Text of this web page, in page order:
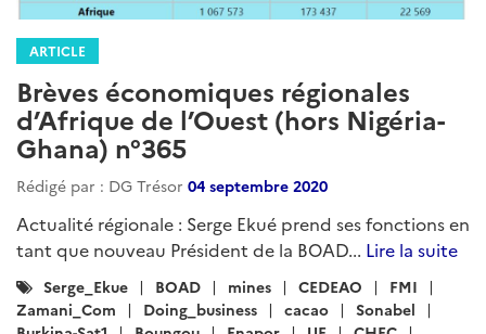
ARTICLE
Brèves économiques régionales
d’Afrique de l’Ouest (hors Nigéria-
Ghana) n°365
Rédigé par : DG Trésor 04 septembre 2020
Actualité régionale : Serge Ekué prend ses fonctions en
tant que nouveau Président de la BOAD... Lire la suite
Catégories
:
Serge_Ekue BOAD mines CEDEAO
FMI
Zamani_Com
Doing_business cacao
Sonabel